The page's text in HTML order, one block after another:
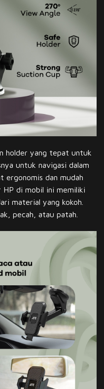
holder yang tepat untuk
untuk navigasi dalam
ergonomis dan mudah
HP di mobil ini memiliki
material yang kokoh.
pecah, atau patah.